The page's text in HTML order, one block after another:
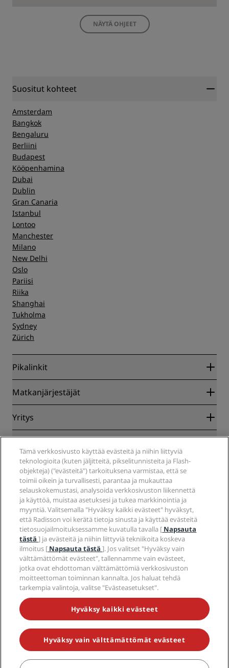
NÄYTÄ OHJEET
Suositut kohteet
Amsterdam
Bangkok
Bengaluru
Berliini
Budapest
Kööpenhamina
Dubai
Dublin
Gran Canaria
Istanbul
Lontoo
Manchester
Milano
New Delhi
Oslo
Pariisi
Riika
Shanghai
Tukholma
Sydney
Zürich
Pikalinkit
Radisson Rewards
Blog
Kohteet
Tulevat hotellit
Radisson Hotels -sovellus
Sports Approved -hotellit
Perheystävälliset hotellit
Terveys ja turvallisuus
Matkanjärjestäjät
Yhteistyökumppanit
Yritys
Radisson Hotel Group
Media
Työpaikat RHG
Työpaikat PPHE
Työpaikat EHL
The Club by RHG
Kehitysmahdollisuudet
Vastuullinen liiketoiminta
Hankinta
Tietosuojakeskus
Oikeudellinen huomautus
Radisson Rewards -ehdot
Sivuston käyttösopimus
Digitaalinen saavutettavuus
Nykyajan orjuutta koskeva lausunto
Ohje
Kuluttajailmoitukset
Ota yhteyttä
Usein kysytyt kysymykset
Sivustokartta
Sosiaalinen media
Radisson Hotels -brändit
ÄLÄ JÄÄ PAITSI PARHAISTA TARJOUKSISTAMME
© 2026 Radisson Hotel Group.Kaikki oikeudet pidätetään. RHG
Radisson Hotel Group, Radisson, Radisson RED, Radisson Blu, Radisson
Collection, Radisson Individuals, Park Plaza, Park Inn, Country Inn &
Tämä verkkosivusto käyttää evästeitä ja niihin liittyviä
teknologioita (kuten jäljitteitä, pikselitunnisteita ja Flash-
objekteja) ("evästeitä") tarkoituksena varmistaa, että se
toimii oikein ja turvallisesti, parantaa ja mukauttaa
selauskokemustasi, analysoida verkkosivuston liikennettä
ja käyttöä, muistaa asetuksesi ja tukea markkinointia ja
myyntiä. Valitsemalla "Hyväksy kaikki evästeet" hyväksyt,
että Radisson voi kerätä tietoja sinusta ja käyttää evästeitä
tietosuojailmoituksessamme kuvatulla tavalla [ Napsauta
tästä] ja evästeitä ja niihin liittyviä tekniikoita koskeva
ilmoitus [ Napsauta tästä]. Jos valitset "Hyväksy vain
välttämättömät evästeet", tallennamme vain evästeet,
jotka ovat ehdottoman välttämättömiä verkkosivuston
moitteettoman toiminnan kannalta. Jos haluat tehdä
tarkempia valintoja, valitse "Evästeasetukset".
Hyväksy kaikki evästeet
Hyväksy vain välttämättömät evästeet